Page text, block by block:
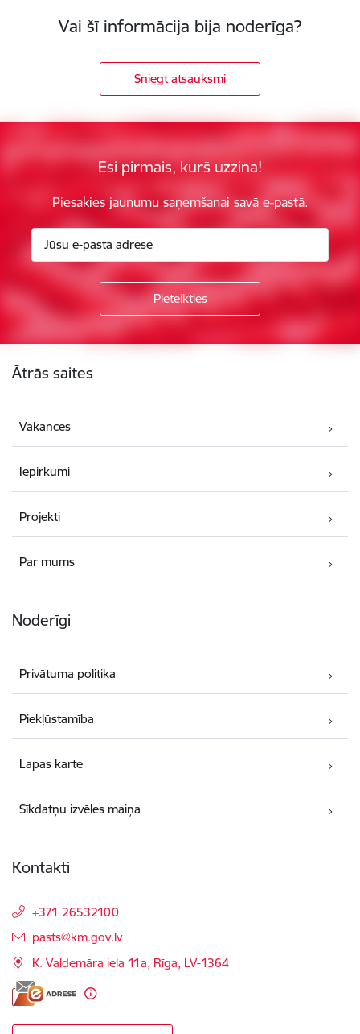
Vai šī informācija bija noderīga?
Sniegt atsauksmi
Esi pirmais, kurš uzzina!
Piesakies jaunumu saņemšanai savā e-pastā.
Ātrās saites
Vakances
Iepirkumi
Projekti
Par mums
Noderīgi
Privātuma politika
Piekļūstamība
Lapas karte
Sīkdatņu izvēles maiņa
Kontakti
+371 26532100
E-pasts:
pasts@km.gov.lv
K. Valdemāra iela 11a, Rīga, LV-1364